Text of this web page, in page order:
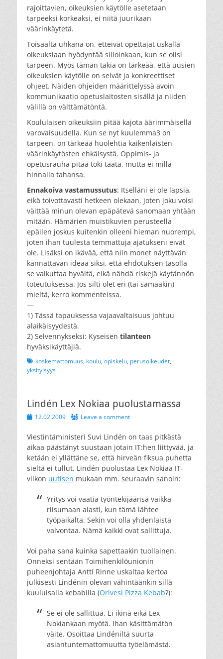
rajoittavien, oikeuksien käytölle asetetaan
tarpeeksi korkeaksi, ei niitä juurikaan
väärinkäytetä.
Toisaalta uhkana on, etteivät opettajat uskalla
oikeuksiaan hyödyntää silloinkaan, kun se olisi
tarpeen. Myös tämän takia on tärkeää, että uusien
oikeuksien käytölle on selvät ja konkreettiset
ohjeet. Näiden ohjeiden määrittelyssä avoin
kommunikaatio opetuslaitosten sisällä ja niiden
välillä on välttämätöntä.
Koululaisen oikeuksiin pitää kajota äärimmäisellä
varovaisuudella. Kun se nyt kuulemma3 on
tarpeen, on tärkeää huolehtia kaikenlaisten
väärinkäytösten ehkäisystä. Oppimis- ja
opetusrauha pitää toki taata, mutta ei millä
hinnalla tahansa.
Ennakoiva vastamussutus: Itselläni ei ole lapsia,
eikä toivottavasti hetkeen olekaan, joten joku voisi
väittää minun olevan epäpätevä sanomaan yhtään
mitään. Hämärien muistikuvien perusteella
epäilen joskus kuitenkin olleeni hieman nuorempi,
joten ihan tuulesta temmattuja ajatukseni eivät
ole. Lisäksi on ikävää, että niin monet näyttävän
kannattavan ideaa siksi, että ehdotuksen tasolla
se vaikuttaa hyvältä, eikä nähdä riskejä käytännön
toteutuksessa. Jos silti olet eri (tai samaakin)
mieltä, kerro kommenteissa.
—
1) Tässä tapauksessa vajaavaltaisuus johtuu
alaikäisyydestä.
2) Selvennykseksi: Kyseisen tilanteen
hyväksikäyttäjiä.
Tagskoskemattomuus, koulu, opiskelu, perusoikeudet,
yksityisyys
Lindén Lex Nokiaa puolustamassa
Posted12.02.2009 Leave a comment
Viestintäministeri Suvi Lindén on taas pitkästä
aikaa päästänyt suustaan jotain IT:hen liittyvää, ja
ketään ei yllättäne se, että hirveän fiksua puhetta
sieltä ei tullut. Lindén puolustaa Lex Nokiaa IT-
viikon uutisen mukaan mm. seuraavin sanoin:
Yritys voi vaatia työntekijäänsä vaikka
riisumaan alasti, kun tämä lähtee
työpaikalta. Sekin voi olla yhdenlaista
valvontaa. Nämä kaikki ovat sallittuja.
Voi paha sana kuinka sapettaakin tuollainen.
Onneksi sentään Toimihenkilöunionin
puheenjohtaja Antti Rinne uskaltaa kertoa
julkisesti Lindénin olevan vähintäänkin sillä
kuuluisalla kebabilla (Orivesi Pizza Kebab?):
Se ei ole sallittua. Ei ikinä eikä Lex
Nokiankaan myötä. Ihan käsittämätön
väite. Osoittaa Lindéniltä suurta
asiantuntemattomuutta työelämästä.